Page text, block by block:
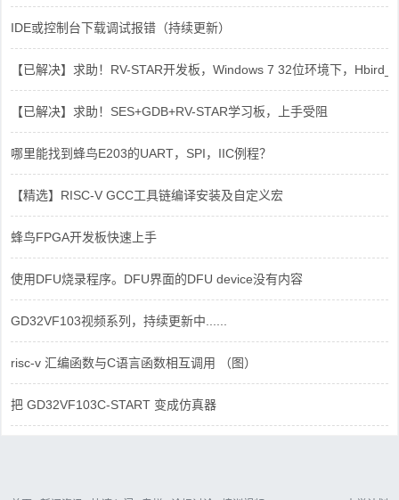
IDE或控制台下载调试报错（持续更新）
【已解决】求助！RV-STAR开发板，Windows 7 32位环境下，
【已解决】求助！SES+GDB+RV-STAR学习板，上手受阻
哪里能找到蜂鸟E203的UART，SPI，IIC例程？
【精选】RISC-V GCC工具链编译安装及自定义宏
蜂鸟FPGA开发板快速上手
使用DFU烧录程序。DFU界面的DFU device没有内容
GD32VF103视频系列，持续更新中......
risc-v 汇编函数与C语言函数相互调用 （图）
把 GD32VF103C-START 变成仿真器